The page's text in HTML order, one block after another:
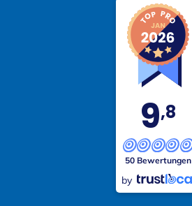
9,8
50 Bewertungen
by